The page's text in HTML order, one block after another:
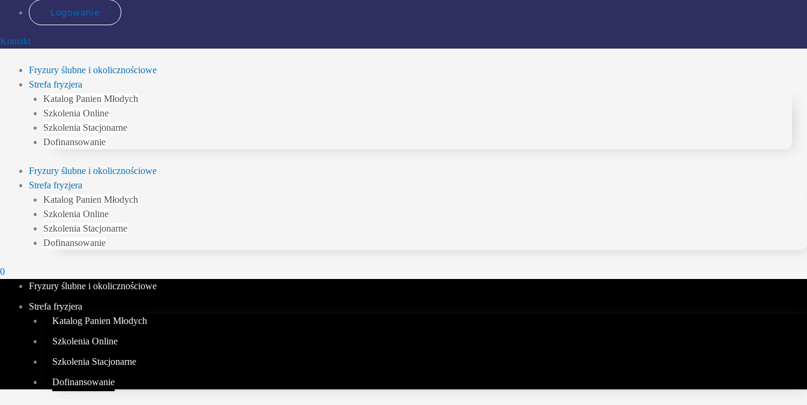
Logowanie
Kontakt
Fryzury ślubne i okolicznościowe
Strefa fryzjera
Katalog Panien Młodych
Szkolenia Online
Szkolenia Stacjonarne
Dofinansowanie
Fryzury ślubne i okolicznościowe
Strefa fryzjera
Katalog Panien Młodych
Szkolenia Online
Szkolenia Stacjonarne
Dofinansowanie
0
Fryzury ślubne i okolicznościowe
Strefa fryzjera
Katalog Panien Młodych
Szkolenia Online
Szkolenia Stacjonarne
Dofinansowanie